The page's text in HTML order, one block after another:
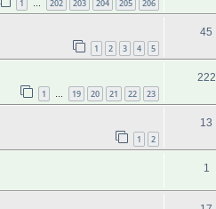
1 … 202 203 204 205 206
1 2 3 4 5
45
1 … 19 20 21 22 23
222
1 2
13
1